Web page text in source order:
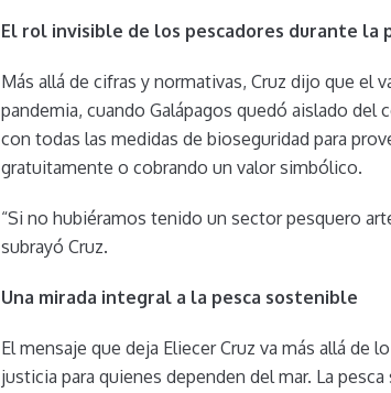
El rol invisible de los pescadores durante la
Más allá de cifras y normativas, Cruz dijo que el
pandemia, cuando Galápagos quedó aislado
con todas las medidas de bioseguridad para
gratuitamente o cobrando un valor simbólico.
“Si no hubiéramos tenido un sector pesquero
subrayó Cruz.
Una mirada integral a la pesca sostenible
El mensaje que deja Eliecer Cruz va más allá
justicia para quienes dependen del mar. La